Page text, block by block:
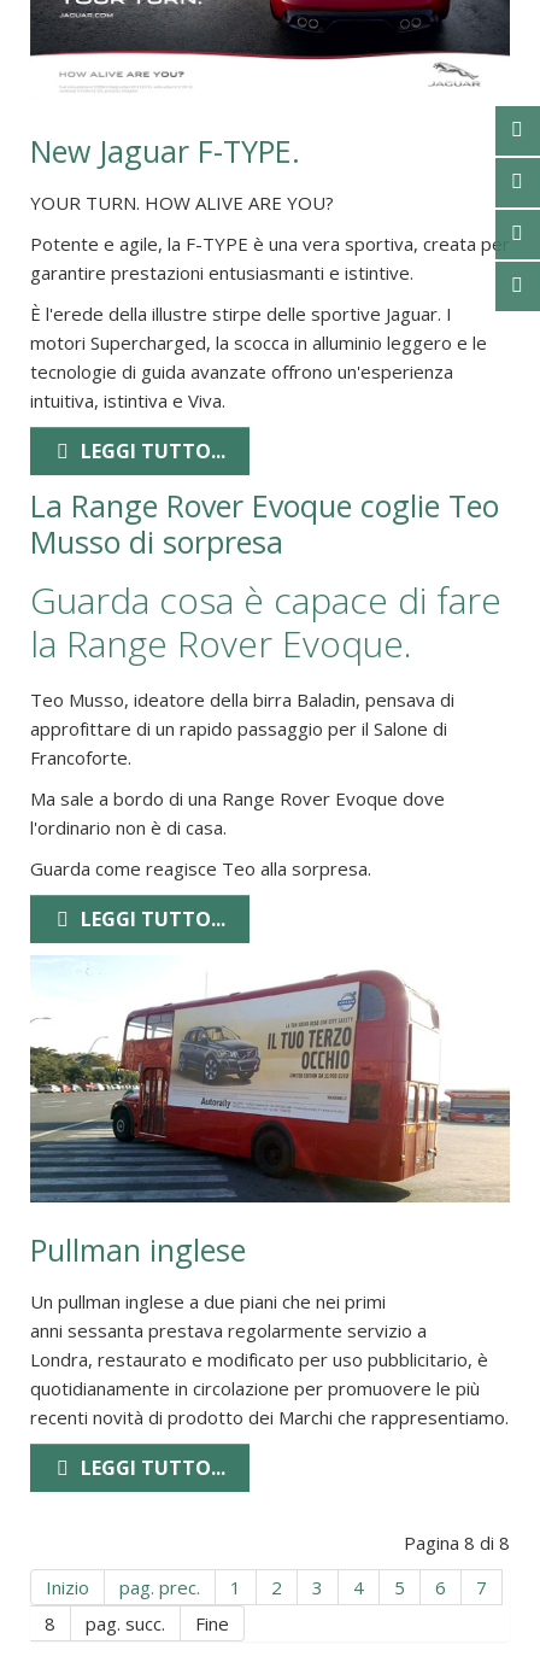
New Jaguar F-TYPE.
YOUR TURN. HOW ALIVE ARE YOU?
Potente e agile, la F-TYPE è una vera sportiva, creata per
garantire prestazioni entusiasmanti e istintive.
È l'erede della illustre stirpe delle sportive Jaguar. I
motori Supercharged, la scocca in alluminio leggero e le
tecnologie di guida avanzate offrono un'esperienza
intuitiva, istintiva e Viva.
LEGGI TUTTO...
La Range Rover Evoque coglie Teo
Musso di sorpresa
Guarda cosa è capace di fare
la Range Rover Evoque.
Teo Musso, ideatore della birra Baladin, pensava di
approfittare di un rapido passaggio per il Salone di
Francoforte.
Ma sale a bordo di una Range Rover Evoque dove
l'ordinario non è di casa.
Guarda come reagisce Teo alla sorpresa.
LEGGI TUTTO...
Pullman inglese
Un pullman inglese a due piani che nei primi
anni sessanta prestava regolarmente servizio a
Londra, restaurato e modificato per uso pubblicitario, è
quotidianamente in circolazione per promuovere le più
recenti novità di prodotto dei Marchi che rappresentiamo.
LEGGI TUTTO...
Pagina 8 di 8
Inizio
pag. prec. 1 2 3 4 5 6
7
8
pag. succ. Fine